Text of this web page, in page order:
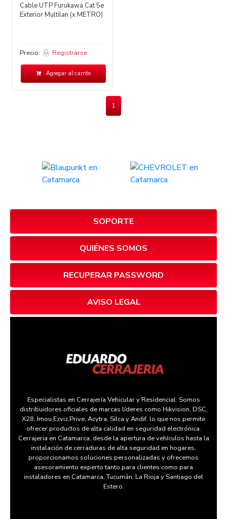
Cable UTP Furukawa Cat 5e
Exterior Multilan (x METRO)
Precio: Registrarse
Agregar al carrito
1
SOPORTE
QUIÉNES SOMOS
RECUPERAR PASSWORD
AVISO LEGAL
Especialistas en Cerrajería Vehicular y Residencial. Somos
distribuidores oficiales de marcas líderes como Hikvision, DSC,
X28, Imou,Ezviz,Prive, Acytra, Silca y Andif, lo que nos permite
ofrecer productos de alta calidad en seguridad electrónica.
Cerrajeria en Catamarca, desde la apertura de vehículos hasta la
instalación de cerraduras de alta seguridad en hogares,
proporcionamos soluciones personalizadas y ofrecemos
asesoramiento experto tanto para clientes como para
instaladores en Catamarca, Tucumán, La Rioja y Santiago del
Estero.